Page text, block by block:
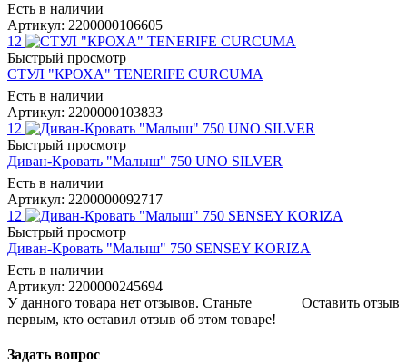
Есть в наличии
Артикул: 2200000106605
12
Быстрый просмотр
СТУЛ "КРОХА" TENERIFE CURCUMA
Есть в наличии
Артикул: 2200000103833
12
Быстрый просмотр
Диван-Кровать "Малыш" 750 UNO SILVER
Есть в наличии
Артикул: 2200000092717
12
Быстрый просмотр
Диван-Кровать "Малыш" 750 SENSEY KORIZA
Есть в наличии
Артикул: 2200000245694
Оставить отзыв
У данного товара нет отзывов. Станьте
первым, кто оставил отзыв об этом товаре!
Задать вопрос